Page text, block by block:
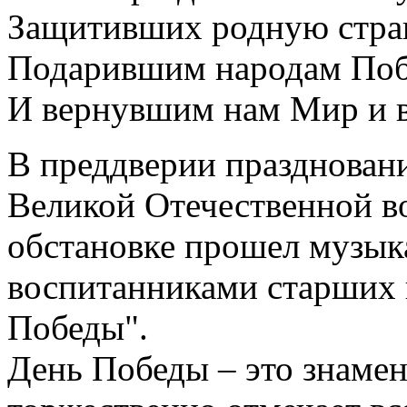
Защитивших родную
Подарившим народам
И вернувшим нам Мир и
В преддверии
Великой Отечественной
обстановке прошел
воспитанниками
Победы".
День Победы – это